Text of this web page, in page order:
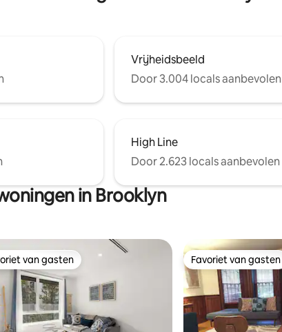
Vrijheidsbeeld
Door 3.004 locals aanbevolen
High Line
Door 2.623 locals aanbevolen
in Brooklyn
van gasten
van gasten Favoriet van gasten
Favoriet van gasten